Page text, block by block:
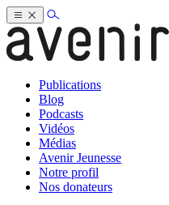
Publications
Blog
Podcasts
Vidéos
Médias
Avenir Jeunesse
Notre profil
Nos donateurs